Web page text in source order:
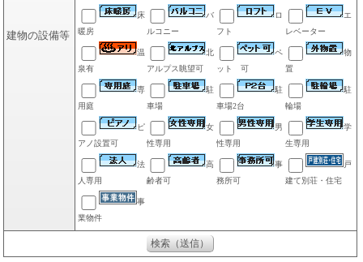
建物の設備等
床
暖房
バ
ルコニー
ロ
フト
エ
レベーター
温
泉有
北
アルプス眺望可
ペ
ット 可
物
置
専
用庭
駐
車場
駐
車場2台
駐
輪場
ピ
アノ設置可
女
性専用
男
性専用
学
生専用
法
人専用
高
齢者可
事
務所可
戸
建て別荘・住宅
事
業物件